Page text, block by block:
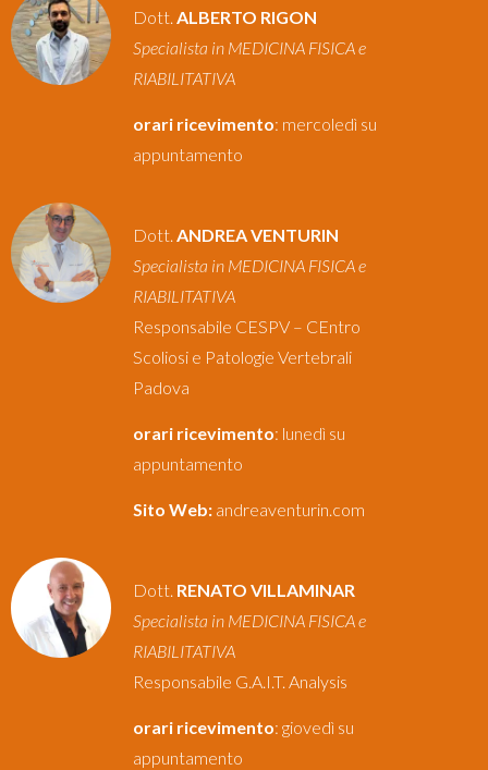
Dott. ALBERTO RIGON
Specialista in MEDICINA FISICA e
RIABILITATIVA
orari ricevimento: mercoledì su
appuntamento
Dott. ANDREA VENTURIN
Specialista in MEDICINA FISICA e
RIABILITATIVA
Responsabile CESPV – CEntro
Scoliosi e Patologie Vertebrali
Padova
orari ricevimento: lunedì su
appuntamento
Sito Web: andreaventurin.com
Dott. RENATO VILLAMINAR
Specialista in MEDICINA FISICA e
RIABILITATIVA
Responsabile G.A.I.T. Analysis
orari ricevimento: giovedì su
appuntamento